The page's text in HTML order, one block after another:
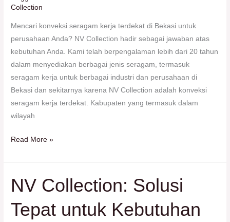
Collection
Mencari konveksi seragam kerja terdekat di Bekasi untuk
perusahaan Anda? NV Collection hadir sebagai jawaban atas
kebutuhan Anda. Kami telah berpengalaman lebih dari 20 tahun
dalam menyediakan berbagai jenis seragam, termasuk
seragam kerja untuk berbagai industri dan perusahaan di
Bekasi dan sekitarnya karena NV Collection adalah konveksi
seragam kerja terdekat. Kabupaten yang termasuk dalam
wilayah
Read More »
NV Collection: Solusi
Tepat untuk Kebutuhan
NV
Collection:
Solusi
Tepat